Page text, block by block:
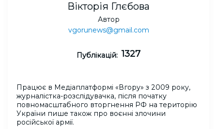
Вікторія Глєбова
Автор
vgorunews@gmail.com
Публікацій: 1327
Працює в Медіаплатформі «Вгору» з 2009 року,
журналістка-розслідувачка, після початку
повномасштабного вторгнення РФ на територію
України пише також про воєнні злочини
російської армії.